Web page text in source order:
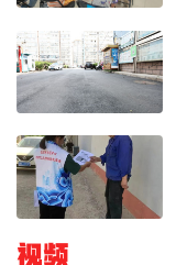
视频